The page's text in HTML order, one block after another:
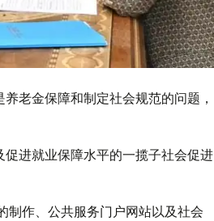
老金保障和制定社会规范的问题，
进就业保障水平的一揽子社会促进
制作、公共服务门户网站以及社会